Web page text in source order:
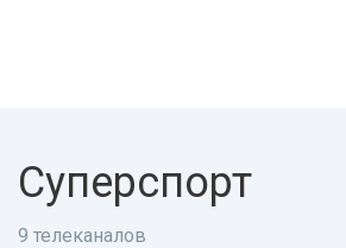
Суперспорт
9 телеканалов